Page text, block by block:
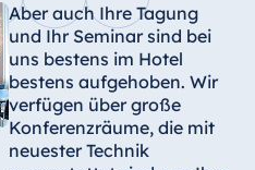
Aber auch Ihre Tagung
und Ihr Seminar sind bei
uns bestens im Hotel
bestens aufgehoben. Wir
verfügen über große
Konferenzräume, die mit
neuester Technik